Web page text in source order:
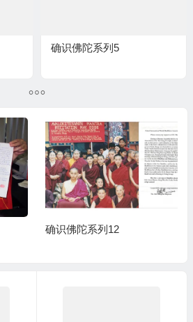
确识佛陀系列5
确识佛陀系列12